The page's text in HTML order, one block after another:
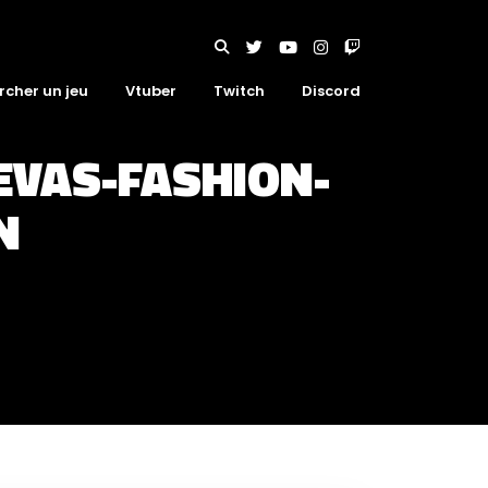
un jeu Vtuber Twitch Discord
FASHION-